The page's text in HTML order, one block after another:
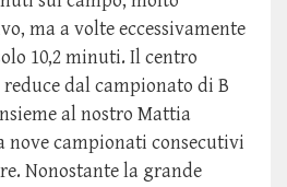
ma a volte eccessivamente
10,2 minuti. Il centro
dal campionato di B
al nostro Mattia
campionati consecutivi
Nonostante la grande